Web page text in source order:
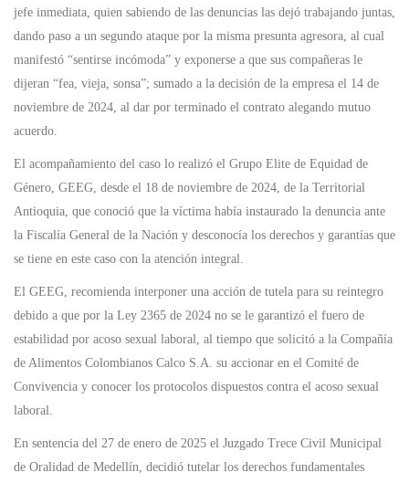
jefe inmediata, quien sabiendo de las denuncias las dejó trabajando juntas,
dando paso a un segundo ataque por la misma presunta agresora, al cual
manifestó “sentirse incómoda” y exponerse a que sus compañeras le
dijeran “fea, vieja, sonsa”; sumado a la decisión de la empresa el 14 de
noviembre de 2024, al dar por terminado el contrato alegando mutuo
acuerdo.
El acompañamiento del caso lo realizó el Grupo Elite de Equidad de
Género, GEEG, desde el 18 de noviembre de 2024, de la Territorial
Antioquia, que conoció que la víctima había instaurado la denuncia ante
la Fiscalía General de la Nación y desconocía los derechos y garantías que
se tiene en este caso con la atención integral.
El GEEG, recomienda interponer una acción de tutela para su reintegro
debido a que por la Ley 2365 de 2024 no se le garantizó el fuero de
estabilidad por acoso sexual laboral, al tiempo que solicitó a la Compañía
de Alimentos Colombianos Calco S.A. su accionar en el Comité de
Convivencia y conocer los protocolos dispuestos contra el acoso sexual
laboral.
En sentencia del 27 de enero de 2025 el Juzgado Trece Civil Municipal
de Oralidad de Medellín, decidió tutelar los derechos fundamentales